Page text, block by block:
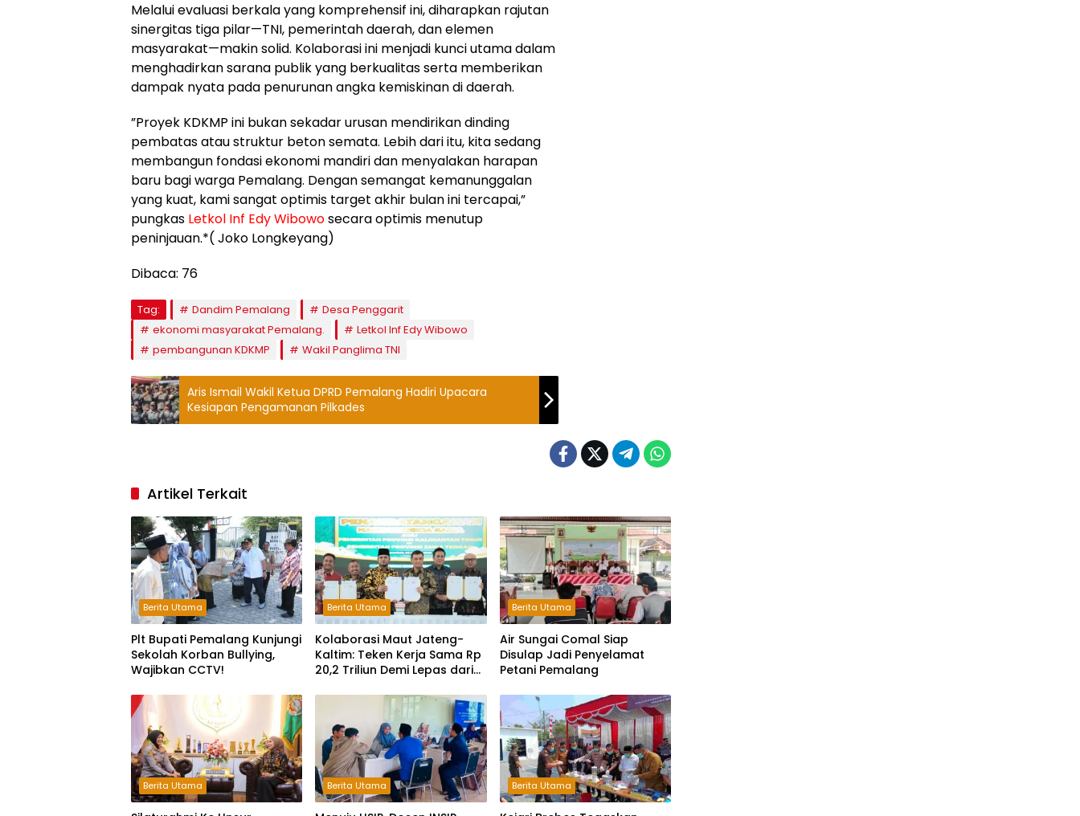
​Melalui evaluasi berkala yang komprehensif ini, diharapkan rajutan
sinergitas tiga pilar—TNI, pemerintah daerah, dan elemen
masyarakat—makin solid. Kolaborasi ini menjadi kunci utama dalam
menghadirkan sarana publik yang berkualitas serta memberikan
dampak nyata pada penurunan angka kemiskinan di daerah.
​”Proyek KDKMP ini bukan sekadar urusan mendirikan dinding
pembatas atau struktur beton semata. Lebih dari itu, kita sedang
membangun fondasi ekonomi mandiri dan menyalakan harapan
baru bagi warga Pemalang. Dengan semangat kemanunggalan
yang kuat, kami sangat optimis target akhir bulan ini tercapai,”
pungkas Letkol Inf Edy Wibowosecara optimis menutup
peninjauan.*( Joko Longkeyang)
Dibaca: 76
Tag: Dandim Pemalang
Desa Penggarit
ekonomi masyarakat Pemalang.
Letkol Inf Edy Wibowo
pembangunan KDKMP
Wakil Panglima TNI
Aris Ismail Wakil Ketua DPRD Pemalang Hadiri Upacara
Kesiapan Pengamanan Pilkades
Artikel Terkait
Berita Utama
Plt Bupati Pemalang Kunjungi
Sekolah Korban Bullying,
Wajibkan CCTV!
Berita Utama
Kolaborasi Maut Jateng-
Kaltim: Teken Kerja Sama Rp
20,2 Triliun Demi Lepas dari
Berita Utama
Air Sungai Comal Siap
Disulap Jadi Penyelamat
Petani Pemalang
Berita Utama Berita Utama Berita Utama